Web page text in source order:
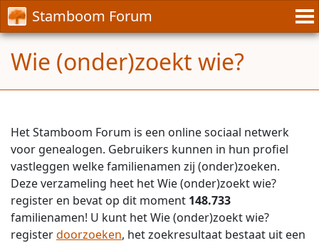
Stamboom Forum
Wie (onder)zoekt wie?
Het Stamboom Forum is een online sociaal netwerk
voor genealogen. Gebruikers kunnen in hun profiel
vastleggen welke familienamen zij (onder)zoeken.
Deze verzameling heet het Wie (onder)zoekt wie?
register en bevat op dit moment 148.733
familienamen! U kunt het Wie (onder)zoekt wie?
registerdoorzoeken, het zoekresultaat bestaat uit een